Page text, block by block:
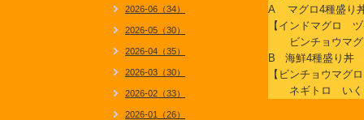
A マグロ4種盛り
【インドマグロ
ビンチョウマグ
B 海鮮4種盛り丼
【ビンチョウマグ
ネギトロ いく
2026-06（34）
2026-05（30）
2026-04（35）
2026-03（30）
2026-02（33）
2026-01（26）